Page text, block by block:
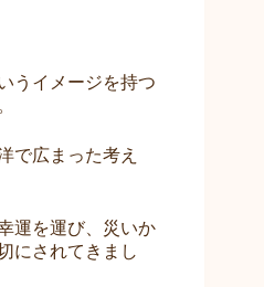
うイメージを持つ
で広まった考え
運を運び、災いか
にされてきまし